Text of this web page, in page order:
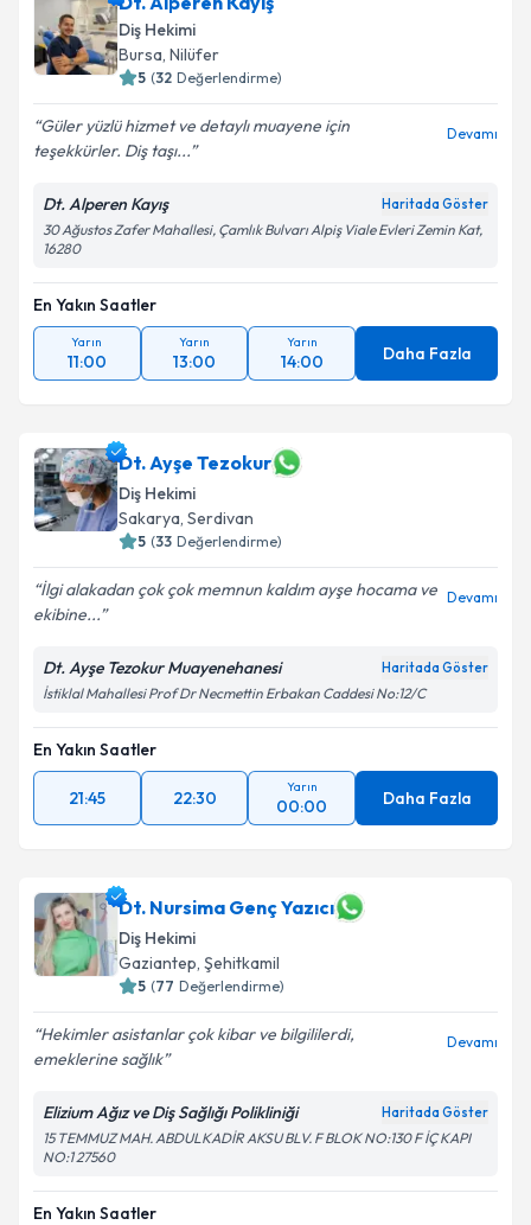
Diş Hekimi
Bursa, Nilüfer
5 (32 Değerlendirme)
Güler yüzlü hizmet ve detaylı muayene için
teşekkürler. Diş taşı...
Devamı
Dt. Alperen Kayış Haritada Göster
30 Ağustos Zafer Mahallesi, Çamlık Bulvarı Alpiş Viale Evleri Zemin Kat,
16280
En Yakın Saatler
Yarın
11:00
Yarın
13:00
Yarın
14:00 Daha Fazla
Dt. Ayşe Tezokur
Diş Hekimi
Sakarya, Serdivan
5 (33 Değerlendirme)
İlgi alakadan çok çok memnun kaldım ayşe hocama ve
ekibine...
Devamı
Dt. Ayşe Tezokur Muayenehanesi Haritada Göster
İstiklal Mahallesi Prof Dr Necmettin Erbakan Caddesi No:12/C
En Yakın Saatler
21:45 22:30
Yarın
00:00 Daha Fazla
Dt. Nursima Genç Yazıcı
Diş Hekimi
Gaziantep, Şehitkamil
5 (77 Değerlendirme)
Hekimler asistanlar çok kibar ve bilgililerdi,
emeklerine sağlık
Devamı
Elizium Ağız ve Diş Sağlığı Polikliniği Haritada Göster
15 TEMMUZ MAH. ABDULKADİR AKSU BLV. F BLOK NO:130 F İÇ KAPI
NO:1 27560
En Yakın Saatler